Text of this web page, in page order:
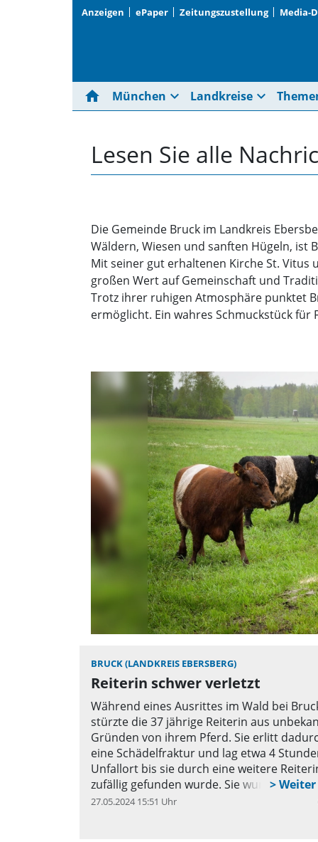
Anzeigen ePaper Zeitungszustellung Media-
home München expand_more Landkreise expand_more
Lesen Sie alle
Die Gemeinde Bruck im Landkreis
Wäldern, Wiesen und sanften Hügeln, ist
Mit seiner gut erhaltenen Kirche St. Vitus
großen Wert auf Gemeinschaft und
Trotz ihrer ruhigen Atmosphäre punktet
ermöglicht. Ein wahres Schmuckstück
BRUCK (LANDKREIS EBERSBERG)
Reiterin schwer verletzt
Während eines Ausrittes im Wald bei
stürzte die 37 jährige Reiterin aus
Gründen von ihrem Pferd. Sie erlitt
eine Schädelfraktur und lag etwa 4
Unfallort bis sie durch eine weitere
zufällig gefunden wurde. Sie wurde mit
Hubschrauber ins Krankenhaus gebracht.
27.05.2024 15:51 Uhr